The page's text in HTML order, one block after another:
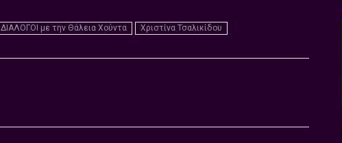
ΔΙΑΛΟΓΟΙ με την Θάλεια Χούντα Χριστίνα Τσαλικίδου